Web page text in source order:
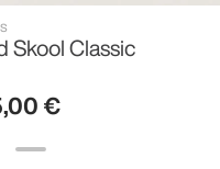
Skool Classic
,00 €